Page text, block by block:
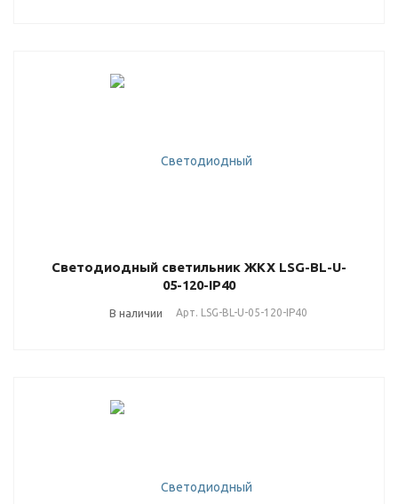
Светодиодный светильник ЖКХ LSG-BL-U-
05-120-IP40
В наличии Арт. LSG-BL-U-05-120-IP40